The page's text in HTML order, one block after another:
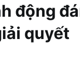
động
quyết